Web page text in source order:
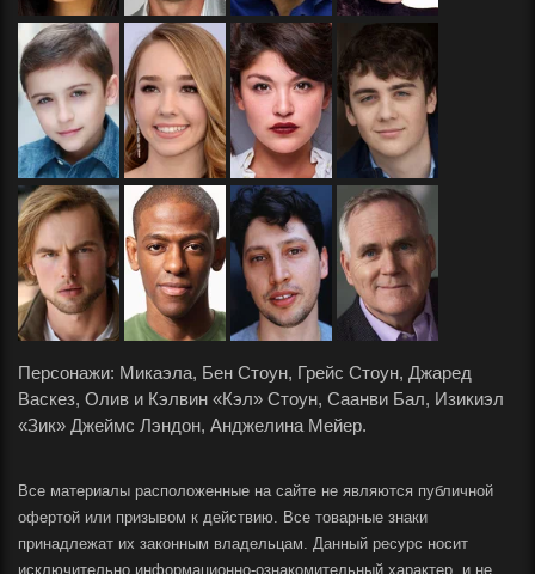
Персонажи: Микаэла, Бен Стоун, Грейс Стоун, Джаред
Васкез, Олив и Кэлвин «Кэл» Стоун, Саанви Бал, Изикиэл
«Зик» Джеймс Лэндон, Анджелина Мейер.
Все материалы расположенные на сайте не являются публичной
офертой или призывом к действию. Все товарные знаки
принадлежат их законным владельцам. Данный ресурс носит
исключительно информационно-ознакомительный характер, и не